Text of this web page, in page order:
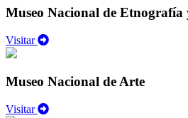
Museo Nacional de
Visitar
Museo Nacional de Arte
Visitar